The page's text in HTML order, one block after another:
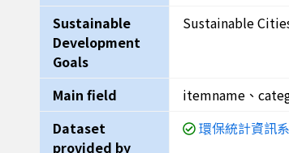
Sustainable
Development
Goals
Sustainable
Main field
itemname、
Dataset
provided by
環保統計資訊